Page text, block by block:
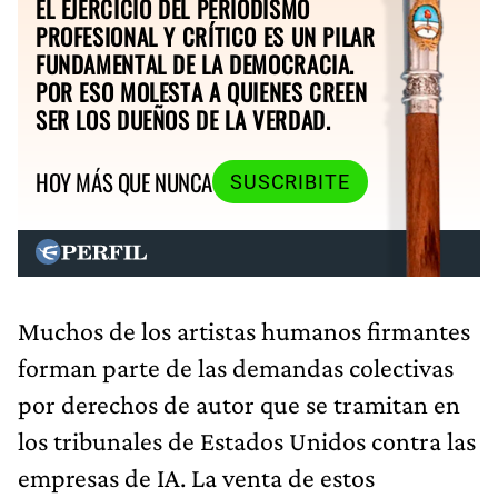
PROFESIONAL Y CRÍTICO ES UN PILAR
FUNDAMENTAL DE LA DEMOCRACIA.
POR ESO MOLESTA A QUIENES CREEN
SER LOS DUEÑOS DE LA VERDAD.
SUSCRIBITE
forman parte de las demandas colectivas
por derechos de autor que se tramitan en
los tribunales de Estados Unidos contra las
empresas de IA. La venta de estos
productos visuales artificiales tuvo